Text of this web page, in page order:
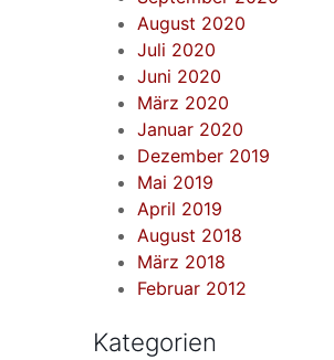
August 2020
Juli 2020
Juni 2020
März 2020
Januar 2020
Dezember 2019
Mai 2019
April 2019
August 2018
März 2018
Februar 2012
Kategorien